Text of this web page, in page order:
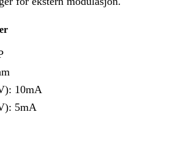
10mA
5mA